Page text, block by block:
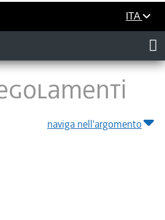
ITA
naviga nell'argomento